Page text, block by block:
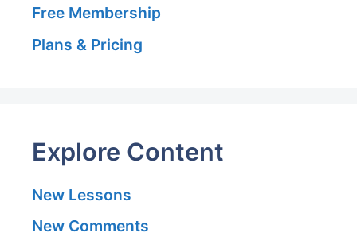
Free Membership
Plans & Pricing
Explore Content
New Lessons
New Comments